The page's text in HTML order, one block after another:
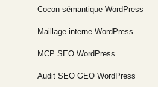
Cocon sémantique WordPress
Maillage interne WordPress
MCP SEO WordPress
Audit SEO GEO WordPress